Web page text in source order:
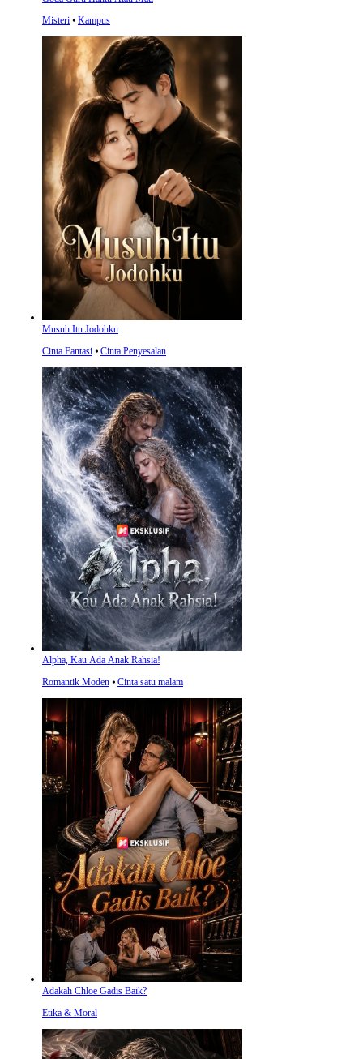
Misteri ⦁ Kampus
Musuh Itu Jodohku
Cinta Fantasi ⦁ Cinta Penyesalan
Alpha, Kau Ada Anak Rahsia!
Romantik Moden ⦁ Cinta satu malam
Adakah Chloe Gadis Baik?
Etika & Moral